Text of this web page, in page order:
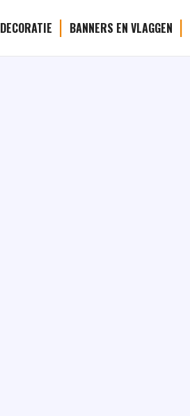
DECORATIE BANNERS EN VLAGGEN